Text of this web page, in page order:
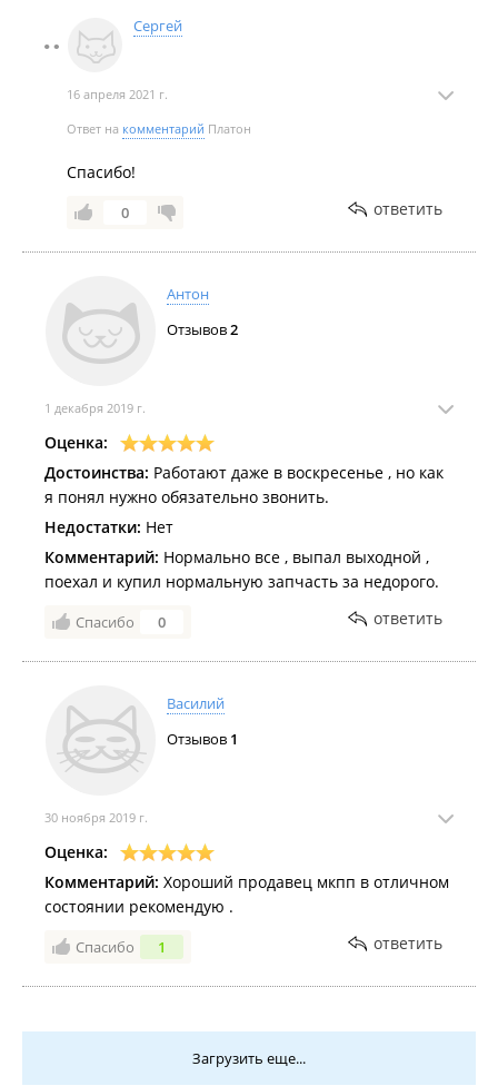
Сергей
16 апреля 2021 г.
Ответ на комментарий Платон
Спасибо!
0 ответить
Антон
Отзывов2
1 декабря 2019 г.
Оценка:
Достоинства: Работают даже в воскресенье , но как
я понял нужно обязательно звонить.
Недостатки: Нет
Комментарий: Нормально все , выпал выходной ,
поехал и купил нормальную запчасть за недорого.
Спасибо 0 ответить
Василий
Отзывов 1
30 ноября 2019 г.
Оценка:
Комментарий: Хороший продавец мкпп в отличном
состоянии рекомендую .
Спасибо 1 ответить
Загрузить еще...